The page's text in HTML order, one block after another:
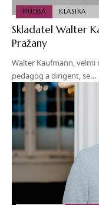
HUDBA KLASIKA
Skladatel Walter
Pražany
Walter Kaufmann, velmi
pedagog a dirigent, se…